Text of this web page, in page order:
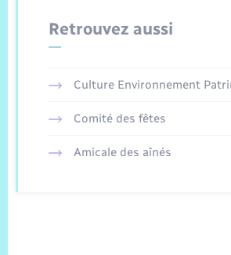
Retrouvez aussi
Culture Environnement
Comité des fêtes
Amicale des aînés